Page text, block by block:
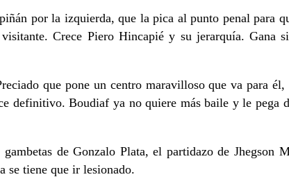
por la izquierda, que la pica al punto penal para
Crece Piero Hincapié y su jerarquía. Gana
que pone un centro maravilloso que va para
definitivo. Boudiaf ya no quiere más baile y le pega
de Gonzalo Plata, el partidazo de
se tiene que ir lesionado.